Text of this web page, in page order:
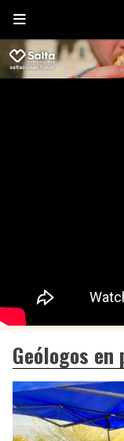
Geólogos